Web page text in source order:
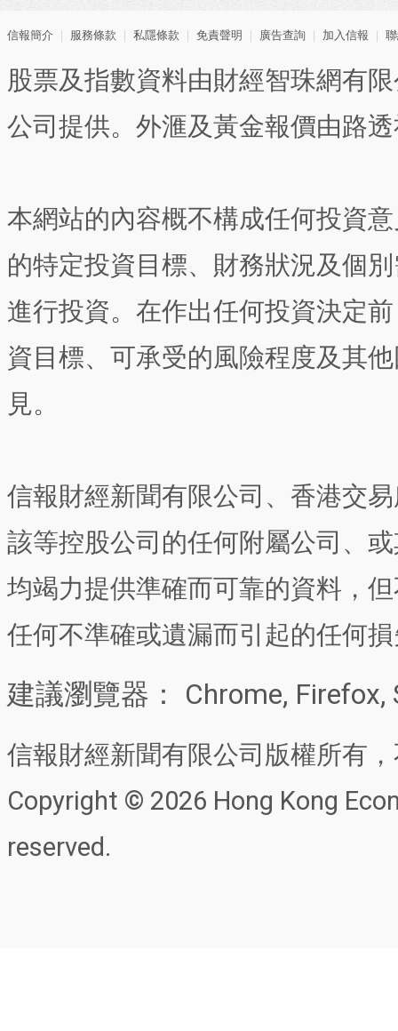
信報簡介 服務條款 私隱條款 免責聲明 廣告查詢 加入信報
股票及指數資料由財經智珠網有
公司提供。外滙及黃金報價由路
本網站的內容概不構成任何投資
的特定投資目標、財務狀況及個
進行投資。在作出任何投資決定
資目標、可承受的風險程度及其
見。
信報財經新聞有限公司、香港交
該等控股公司的任何附屬公司、
均竭力提供準確而可靠的資料，
任何不準確或遺漏而引起的任何
建議瀏覽器： Chrome, Firefox,
信報財經新聞有限公司版權所有
Copyright © 2026 Hong Kong
reserved.